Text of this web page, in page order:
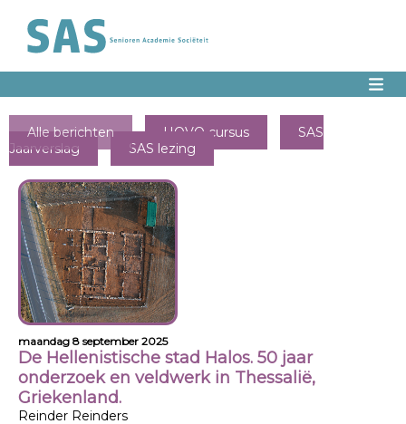
Alle berichten HOVO cursus
SAS
Jaarverslag
SAS lezing
maandag 8 september 2025
De Hellenistische stad Halos. 50 jaar
onderzoek en veldwerk in Thessalië,
Griekenland.
Reinder Reinders